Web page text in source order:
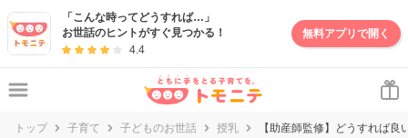
「こんな時ってどうすれば…」
お世話のヒントがすぐ見つかる！
4.4
無料アプリで開く
トップ 子育て 子どものお世話 授乳 【助産師監修】どうすれば
妊娠・出産・子育て情報サイト | トモニテ